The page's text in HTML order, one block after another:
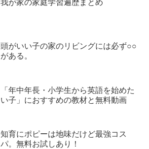
我が家の家庭学習遍歴まとめ
頭がいい子の家のリビングには必ず○○
がある。
「年中年長・小学生から英語を始めた
い子」におすすめの教材と無料動画
知育にポピーは地味だけど最強コス
パ。無料お試しあり！